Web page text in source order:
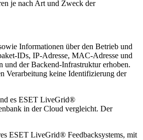
je nach Art und Zweck der
Informationen über den Betrieb und
IDs, IP-Adresse, MAC-Adresse und
und der Backend-Infrastruktur erhoben.
Verarbeitung keine Identifizierung der
es ESET LiveGrid®
in der Cloud vergleicht. Der
ESET LiveGrid® Feedbacksystems, mit